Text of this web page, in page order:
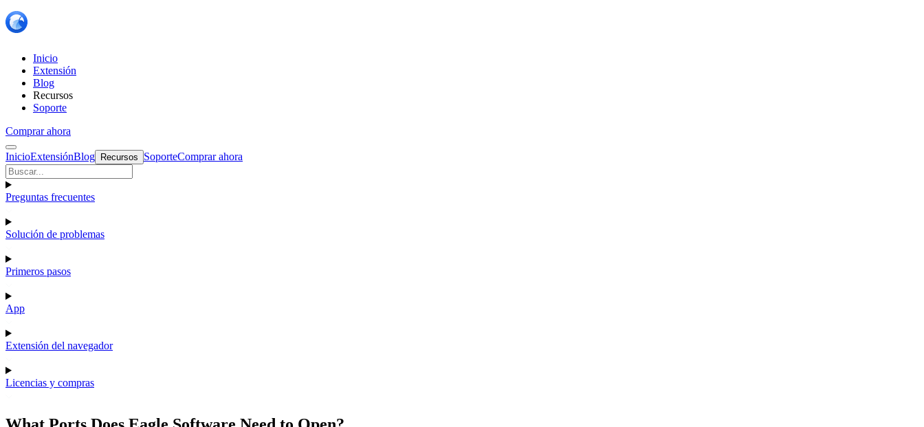
Inicio
Extensión
Blog
Recursos
Soporte
Comprar ahora
InicioExtensiónBlog Recursos SoporteComprar ahora
Preguntas frecuentes
Solución de problemas
Primeros pasos
App
Extensión del navegador
Licencias y compras